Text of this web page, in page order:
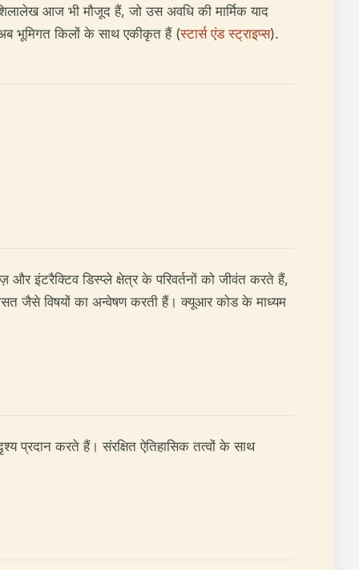
आज भी मौजूद हैं, जो उस अवधि की मार्मिक याद
अब भूमिगत किलों के साथ एकीकृत हैं (स्टार्स एंड स्ट्राइप्स).
इंटरैक्टिव डिस्प्ले क्षेत्र के परिवर्तनों को जीवंत करते हैं,
जैसे विषयों का अन्वेषण करती हैं। क्यूआर कोड के माध्यम
प्रदान करते हैं। संरक्षित ऐतिहासिक तत्वों के साथ